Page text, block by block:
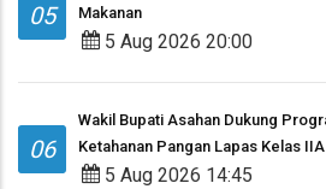
05
Makanan
5 Aug 2026 20:00
06
Wakil Bupati Asahan Dukung
Ketahanan Pangan Lapas Kelas
5 Aug 2026 14:45